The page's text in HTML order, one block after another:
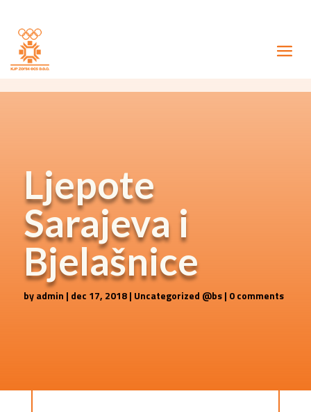
Ljepote
Sarajeva i
Bjelašnice
byadmin | dec 17, 2018| Uncategorized @bs| 0 comments